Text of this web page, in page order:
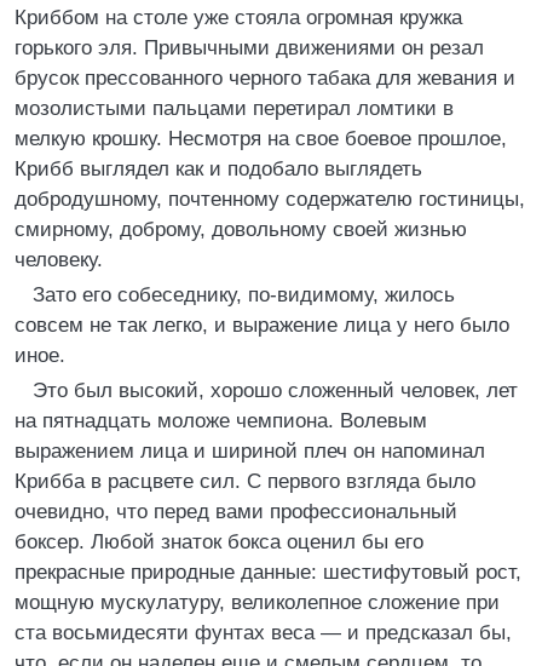
Криббом на столе уже стояла огромная кружка
горького эля. Привычными движениями он резал
брусок прессованного черного табака для жевания и
мозолистыми пальцами перетирал ломтики в
мелкую крошку. Несмотря на свое боевое прошлое,
Крибб выглядел как и подобало выглядеть
добродушному, почтенному содержателю гостиницы,
смирному, доброму, довольному своей жизнью
человеку.
Зато его собеседнику, по-видимому, жилось
совсем не так легко, и выражение лица у него было
иное.
Это был высокий, хорошо сложенный человек, лет
на пятнадцать моложе чемпиона. Волевым
выражением лица и шириной плеч он напоминал
Крибба в расцвете сил. С первого взгляда было
очевидно, что перед вами профессиональный
боксер. Любой знаток бокса оценил бы его
прекрасные природные данные: шестифутовый рост,
мощную мускулатуру, великолепное сложение при
ста восьмидесяти фунтах веса — и предсказал бы,